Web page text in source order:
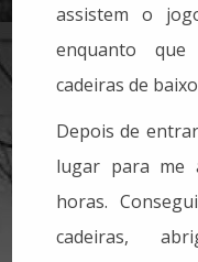
assistem o
enquanto
cadeiras de
Depois de
lugar para me
horas.
cadeiras,